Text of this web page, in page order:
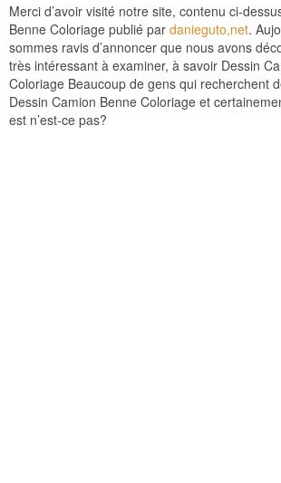
Merci d’avoir visité notre site, contenu ci-
Benne Coloriage publié par danieguto,net.
sommes ravis d’annoncer que nous avons
très intéressant à examiner, à savoir Dessin
Coloriage Beaucoup de gens qui recherchent
Dessin Camion Benne Coloriage et
est n’est-ce pas?